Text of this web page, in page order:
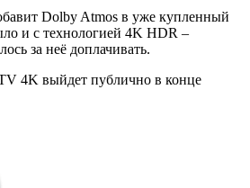
Dolby Atmos в уже купленный
и с технологией 4K HDR –
за неё доплачивать.
4K выйдет публично в конце